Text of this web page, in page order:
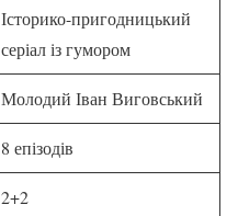
Історико-пригодницький
серіал із гумором
Молодий Іван Виговський
8 епізодів
2+2